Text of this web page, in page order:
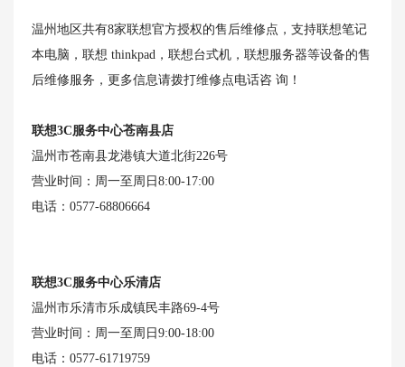
温州地区共有8家联想官方授权的售后维修点，支持联想笔记
本电脑，联想 thinkpad，联想台式机，联想服务器等设备的售
后维修服务，更多信息请拨打维修点电话咨 询！
联想3C服务中心苍南县店
温州市苍南县龙港镇大道北街226号
营业时间：周一至周日8:00-17:00
电话：0577-68806664
联想3C服务中心乐清店
温州市乐清市乐成镇民丰路69-4号
营业时间：周一至周日9:00-18:00
电话：0577-61719759